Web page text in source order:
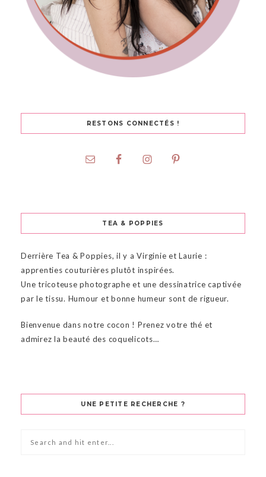
RESTONS CONNECTÉS !
TEA & POPPIES
Derrière Tea & Poppies, il y a Virginie et Laurie :
apprenties couturières plutôt inspirées.
Une tricoteuse photographe et une dessinatrice captivée
par le tissu. Humour et bonne humeur sont de rigueur.
Bienvenue dans notre cocon ! Prenez votre thé et
admirez la beauté des coquelicots…
UNE PETITE RECHERCHE ?